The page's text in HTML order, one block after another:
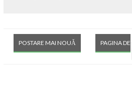
POSTARE MAI NOUĂ
PAGINA DE